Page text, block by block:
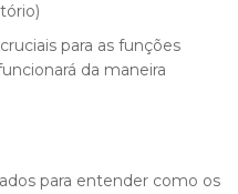
para as funções
da maneira
para entender como os